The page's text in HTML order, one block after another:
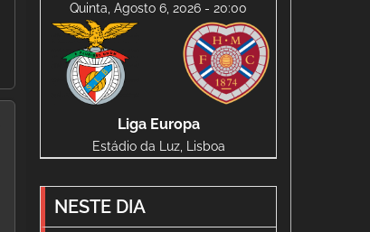
Quinta, Agosto 6, 2026 - 20:00
Liga Europa
Estádio da Luz, Lisboa
NESTE DIA